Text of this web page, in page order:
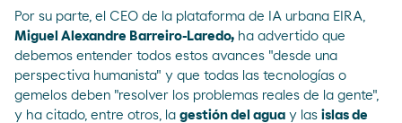
Por su parte, el CEO de la plataforma de IA urbana EIRA,
Miguel Alexandre Barreiro-Laredo, ha advertido que
debemos entender todos estos avances "desde una
perspectiva humanista" y que todas las tecnologías o
gemelos deben "resolver los problemas reales de la gente",
y ha citado, entre otros, la gestión del agua y las islas de